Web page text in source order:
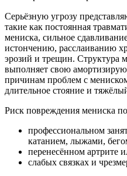
Серьёзную угрозу
такие как постоянная
мениска, сильное
истончению, расслаиванию
эрозий и трещин. Структура
выполняет свою
причинам проблем с
длительное стояние и
Риск повреждения мениска
профессиональном
катанием, лыжами,
перенесённом артрите
слабых связках и